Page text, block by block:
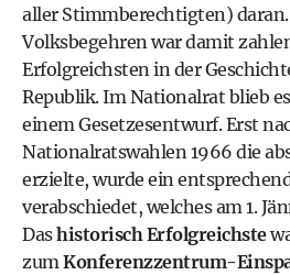
aller Stimmberechtigten) daran.
Volksbegehren war damit
Erfolgreichsten in der
Republik. Im Nationalrat blieb
einem Gesetzesentwurf. Erst
Nationalratswahlen 1966 die
erzielte, wurde ein
verabschiedet, welches am 1.
Dashistorisch Erfolgreichste
zumKonferenzzentrum-